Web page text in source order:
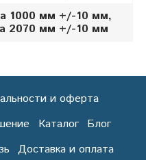
1000 мм +/-10 мм,
2070 мм +/-10 мм
и оферта
Каталог Блог
Доставка и оплата